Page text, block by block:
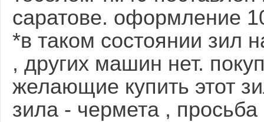
саратове. оформление
*в таком состоянии зил
, других машин нет.
желающие купить этот
зила - чермета ,